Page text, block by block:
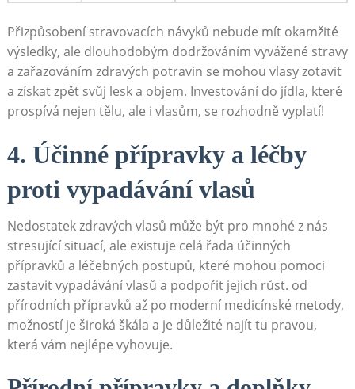
Přizpůsobení stravovacích ⁣návyků ⁣nebude‌ mít okamžité
výsledky, ⁣ale dlouhodobým⁣ dodržováním vyvážené stravy
a zařazováním zdravých potravin se mohou vlasy ⁢zotavit
a‍ získat zpět svůj lesk a objem. Investování do⁣ jídla, které
prospívá ⁤nejen tělu, ‍ale i vlasům, se rozhodně vyplatí!
4. Účinné⁣ přípravky a léčby
proti vypadávání vlasů
Nedostatek zdravých vlasů‍ může být pro mnohé⁤ z nás
stresující situací, ale existuje celá řada⁢ účinných
⁤přípravků a léčebných‍ postupů,⁣ které mohou pomoci⁣
zastavit vypadávání vlasů a ⁢podpořit jejich růst. od
přírodních ‌přípravků až po moderní medicínské ​metody,
možností ⁤je široká škála a je ‌důležité ⁣najít tu pravou,
která vám nejlépe vyhovuje.